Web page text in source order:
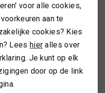
DE HOOGTE ZIJN?
op je 1e bestelling
voor alle cookies,
aan te
cookies? Kies
Lees hier alles over
Je kunt op elk
door op de link